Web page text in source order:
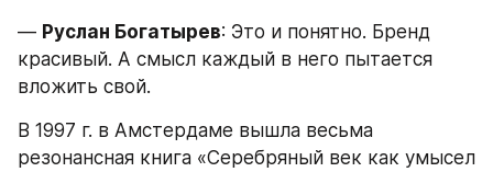
— Руслан Богатырев: Это и понятно. Бренд
красивый. А смысл каждый в него пытается
вложить свой.
В 1997 г. в Амстердаме вышла весьма
резонансная книга «Серебряный век как умысел